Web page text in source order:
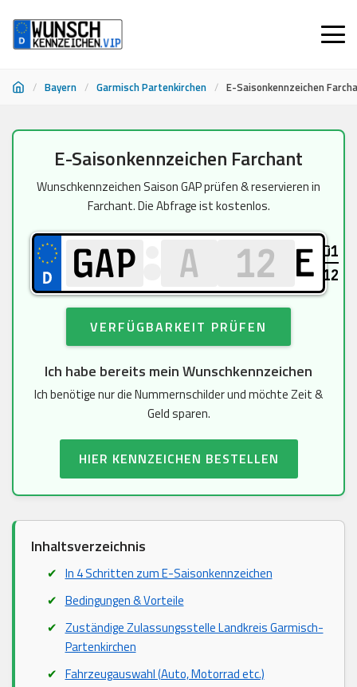
/ Bayern / Garmisch Partenkirchen / E-Saisonkennzeichen
springen
E-Saisonkennzeichen Farchant
Wunschkennzeichen Saison GAP prüfen & reservieren in
Farchant. Die Abfrage ist kostenlos.
E
01
12
VERFÜGBARKEIT PRÜFEN
Ich habe bereits mein Wunschkennzeichen
Ich benötige nur die Nummernschilder und möchte Zeit &
Geld sparen.
HIER KENNZEICHEN BESTELLEN
Inhaltsverzeichnis
In 4 Schritten zum E-Saisonkennzeichen
Bedingungen & Vorteile
Zuständige Zulassungsstelle Landkreis Garmisch-
Partenkirchen
Fahrzeugauswahl (Auto, Motorrad etc.)